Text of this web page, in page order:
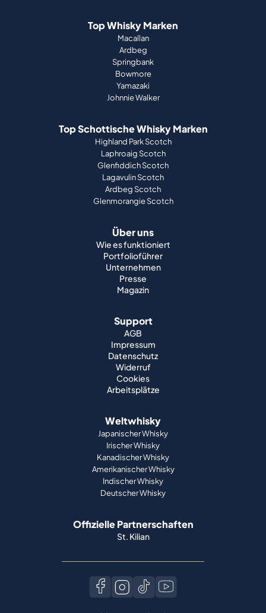
Top Whisky Marken
Macallan
Ardbeg
Springbank
Bowmore
Yamazaki
Johnnie Walker
Top Schottische Whisky Marken
Highland Park Scotch
Laphroaig Scotch
Glenfiddich Scotch
Lagavulin Scotch
Ardbeg Scotch
Glenmorangie Scotch
Über uns
Wie es funktioniert
Portfolioführer
Unternehmen
Presse
Magazin
Support
AGB
Impressum
Datenschutz
Widerruf
Cookies
Arbeitsplätze
Weltwhisky
Japanischer Whisky
Irischer Whisky
Kanadischer Whisky
Amerikanischer Whisky
Indischer Whisky
Deutscher Whisky
Offizielle Partnerschaften
St. Kilian